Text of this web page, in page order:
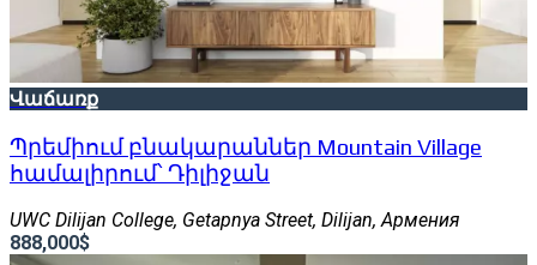
Վաճառք
Պրեմիում բնակարաններ Mountain Village
համալիրում՝ Դիլիջան
UWC Dilijan College, Getapnya Street, Dilijan, Армения
888,000$